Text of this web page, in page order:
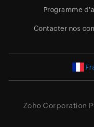
Programme
Contacter nos
Zoho Corporation